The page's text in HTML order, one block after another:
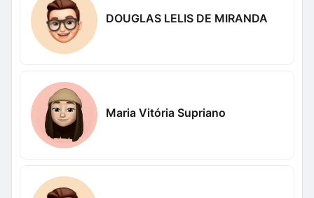
DOUGLAS LELIS DE MIRANDA
Maria Vitória Supriano